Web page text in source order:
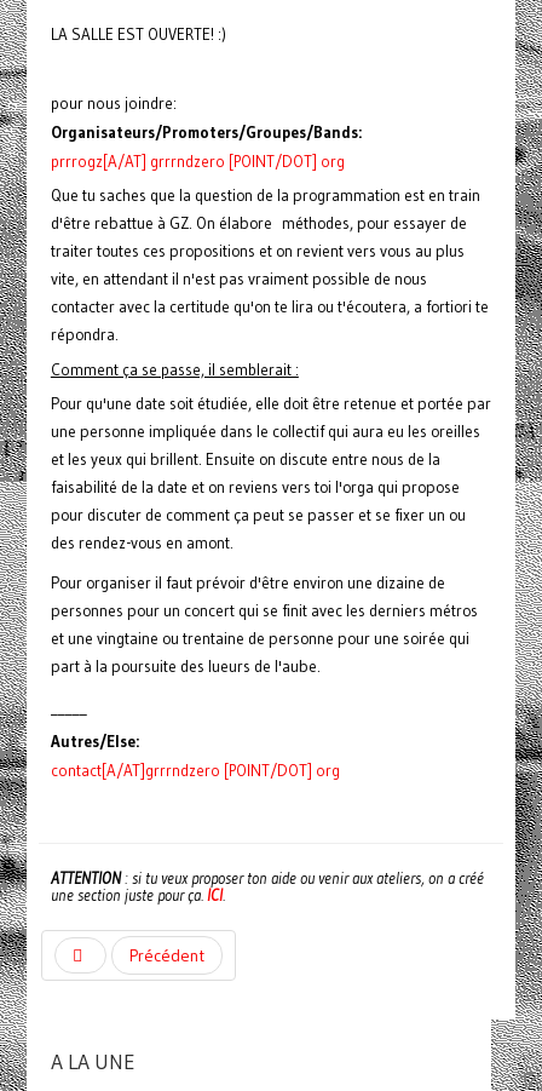
LA SALLE EST OUVERTE! :)
pour nous joindre:
Organisateurs/Promoters/Groupes/Bands:
prrrogz[A/AT] grrrndzero [POINT/DOT] org
Que tu saches que la question de la programmation est en train
d'être rebattue à GZ. On élabore méthodes, pour essayer de
traiter toutes ces propositions et on revient vers vous au plus
vite, en attendant il n'est pas vraiment possible de nous
contacter avec la certitude qu'on te lira ou t'écoutera, a fortiori te
répondra.
Comment ça se passe, il semblerait :
Pour qu'une date soit étudiée, elle doit être retenue et portée par
une personne impliquée dans le collectif qui aura eu les oreilles
et les yeux qui brillent. Ensuite on discute entre nous de la
faisabilité de la date et on reviens vers toi l'orga qui propose
pour discuter de comment ça peut se passer et se fixer un ou
des rendez-vous en amont.
Pour organiser il faut prévoir d'être environ une dizaine de
personnes pour un concert qui se finit avec les derniers métros
et une vingtaine ou trentaine de personne pour une soirée qui
part à la poursuite des lueurs de l'aube.
Autres/Else:
contact[A/AT]grrrndzero [POINT/DOT] org
ATTENTION: si tu veux proposer ton aide ou venir aux ateliers, on a créé
une section juste pour ça. ICI.
Précédent
A LA UNE